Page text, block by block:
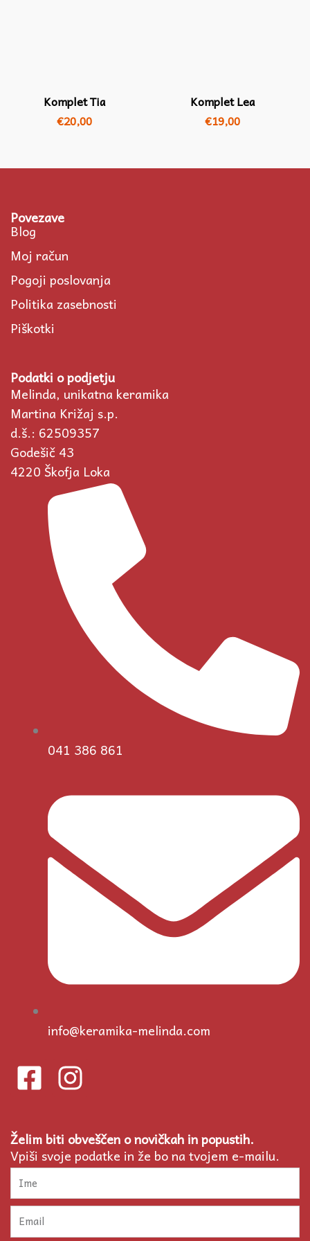
Komplet Tia
€20,00
Komplet Lea
€19,00
Povezave
Blog
Moj račun
Pogoji poslovanja
Politika zasebnosti
Piškotki
Podatki o podjetju
Melinda, unikatna keramika
Martina Križaj s.p.
d.š.: 62509357
Godešič 43
4220 Škofja Loka
041 386 861
info@keramika-melinda.com
F
a
c
e
b
o
I
n
s
t
a
g
Želim biti obveščen o novičkah in popustih.
Vpiši svoje podatke in že bo na tvojem e-mailu.
Ime
Email